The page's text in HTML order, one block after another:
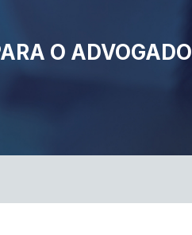
O ADVOGADO